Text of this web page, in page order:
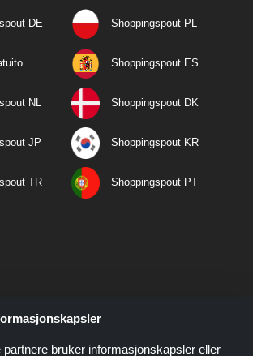
DE Shoppingspout PL
Shoppingspout ES
NL Shoppingspout DK
JP Shoppingspout KR
TR Shoppingspout PT
bruker informasjonskapsler eller